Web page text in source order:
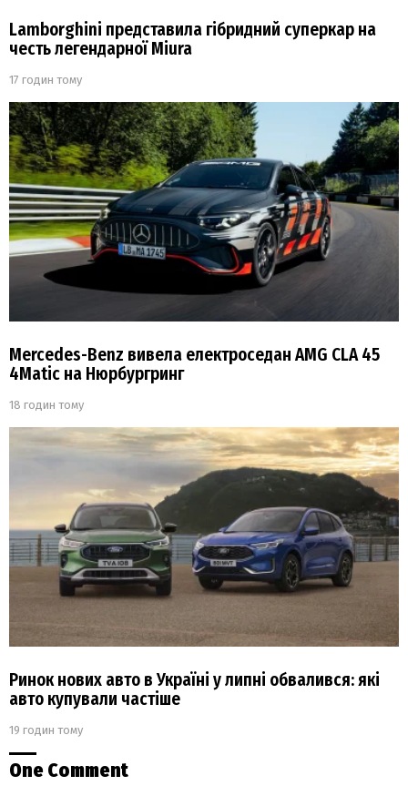
Lamborghini представила гібридний суперкар на
честь легендарної Miura
17 годин тому
Mercedes-Benz вивела електроседан AMG CLA 45
4Matic на Нюрбургринг
18 годин тому
Ринок нових авто в Україні у липні обвалився: які
авто купували частіше
19 годин тому
One Comment